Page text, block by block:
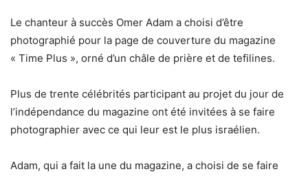
Le chanteur à succès Omer Adam a choisi d’être
photographié pour la page de couverture du magazine
« Time Plus », orné d’un châle de prière et de tefilines.
Plus de trente célébrités participant au projet du jour de
l’indépendance du magazine ont été invitées à se faire
photographier avec ce qui leur est le plus israélien.
Adam, qui a fait la une du magazine, a choisi de se faire